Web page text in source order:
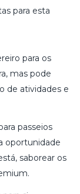
para os
mas pode
de atividades e
passeios
oportunidade
saborear os